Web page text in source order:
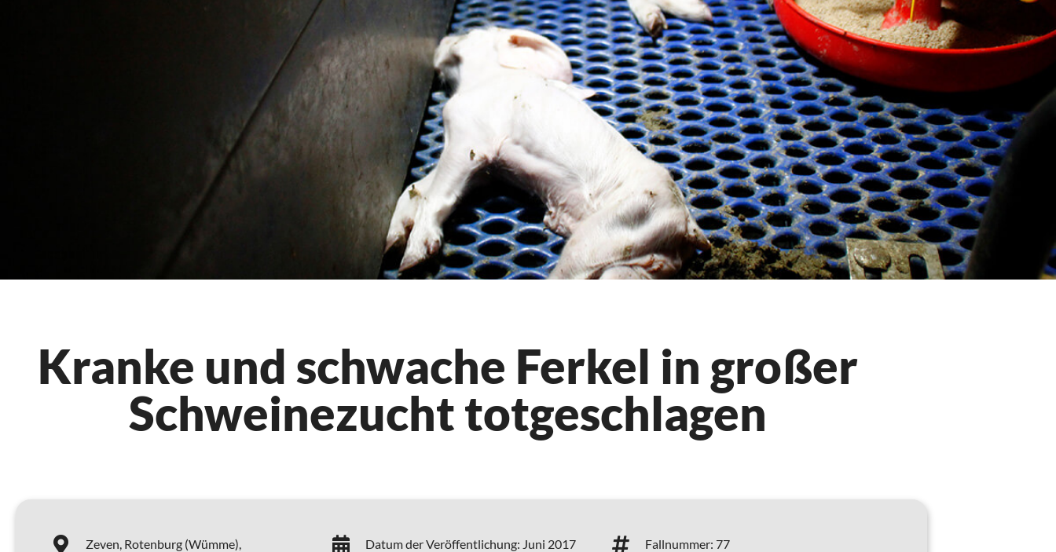
Kranke und schwache Ferkel in großer
Schweinezucht totgeschlagen
Zeven, Rotenburg (Wümme),
Datum der Veröffentlichung: Juni 2017 Fallnummer: 77